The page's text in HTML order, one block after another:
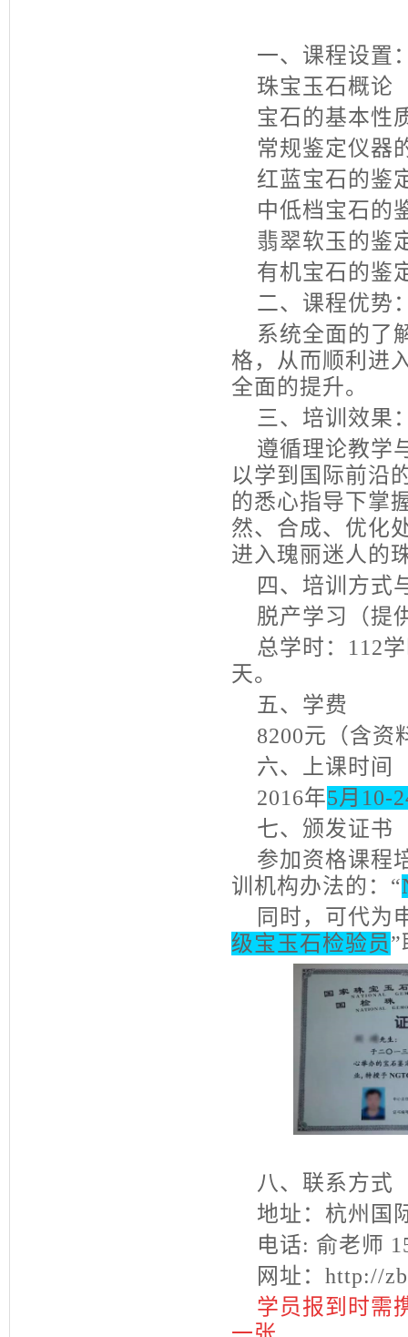
一、课程设置
珠宝玉石概论
宝石的基本性
常规鉴定仪器
红蓝宝石的鉴
中低档宝石的
翡翠软玉的鉴
有机宝石的鉴
二、课程优势
系统全面的了
格，从而顺利进
全面的提升。
三、培训效果
遵循理论教学
以学到国际前沿
的悉心指导下掌
然、合成、优化
进入瑰丽迷人的
四、培训方式
脱产学习（提
总学时： 112
天。
五、学费
8200元（含资
六、上课时间
2016年5月 10-
七、颁发证书
参加资格课程
训机构办法的：“
同时，可代为
级宝玉石检验员
八、联系方式
地址：杭州国
电话: 俞老师
网址： http://
学员报到时需